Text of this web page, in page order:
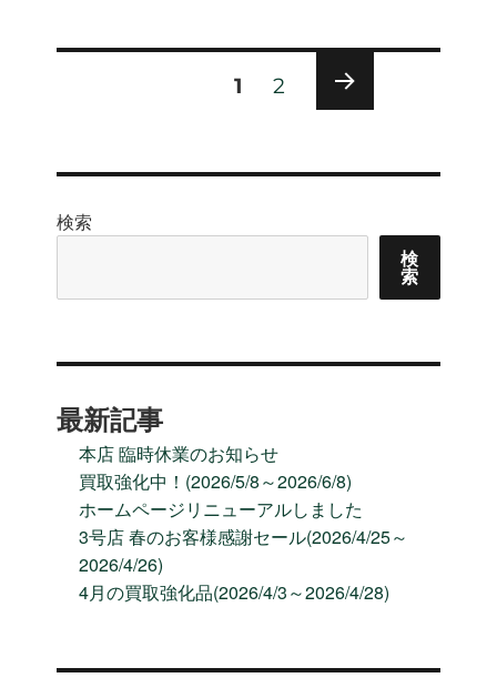
ー
の
ペ
送
り
固定ページ1
固
ジ
2
検索
検
索
最新記事
本店 臨時休業のお知らせ
買取強化中！(2026/5/8～2026/6/8)
ホームページリニューアルしました
3号店 春のお客様感謝セール(2026/4/25～
2026/4/26)
4月の買取強化品(2026/4/3～2026/4/28)